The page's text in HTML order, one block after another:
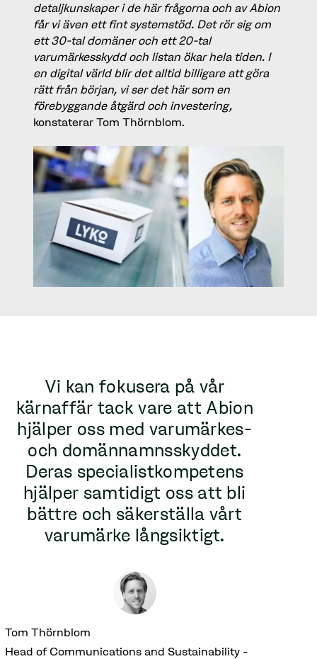
detaljkunskaper i de här frågorna och av Abion
får vi även ett fint systemstöd. Det rör sig om
ett 30-tal domäner och ett 20-tal
varumärkesskydd och listan ökar hela tiden. I
en digital värld blir det alltid billigare att göra
rätt från början, vi ser det här som en
förebyggande åtgärd och investering,
konstaterar Tom Thörnblom.
Vi kan fokusera på vår
kärnaffär tack vare att Abion
hjälper oss med varumärkes-
och domännamnsskyddet.
Deras specialistkompetens
hjälper samtidigt oss att bli
bättre och säkerställa vårt
varumärke långsiktigt.
Tom Thörnblom
Head of Communications and Sustainability -